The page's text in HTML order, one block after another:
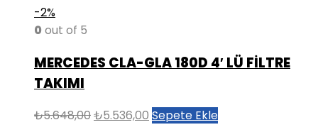
-2%
0 out of 5
MERCEDES CLA-GLA 180D 4′ LÜ FİLTRE
TAKIMI
₺5.648,00Orijinal
₺5.536,00 Şu
Sepete Ekle